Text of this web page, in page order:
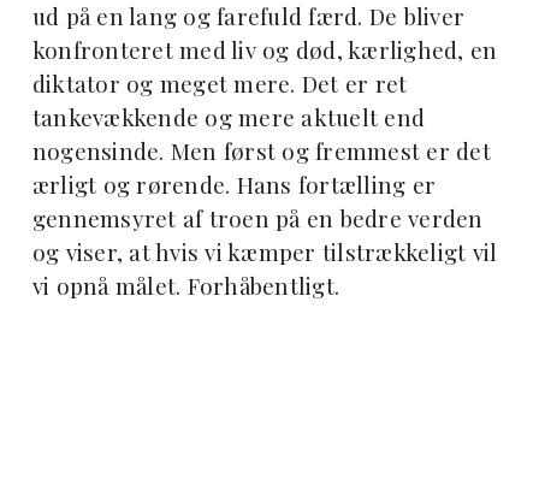
ud på en lang og farefuld færd. De bliver
konfronteret med liv og død, kærlighed, en
diktator og meget mere. Det er ret
tankevækkende og mere aktuelt end
nogensinde. Men først og fremmest er det
ærligt og rørende. Hans fortælling er
gennemsyret af troen på en bedre verden
og viser, at hvis vi kæmper tilstrækkeligt vil
vi opnå målet. Forhåbentligt.